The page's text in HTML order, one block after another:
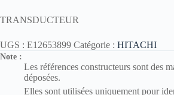
TRANSDUCTEUR
UGS : E12653899 Catégorie : HITACHI
Note :
Les références constructeurs sont des
déposées.
Elles sont utilisées uniquement pour